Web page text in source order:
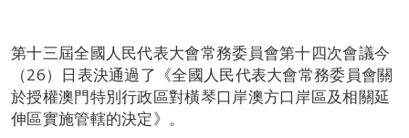
第十三屆全國人民代表大會常務委員會第十四次會議今
（26）日表決通過了《全國人民代表大會常務委員會關
於授權澳門特別行政區對橫琴口岸澳方口岸區及相關延
伸區實施管轄的決定》。